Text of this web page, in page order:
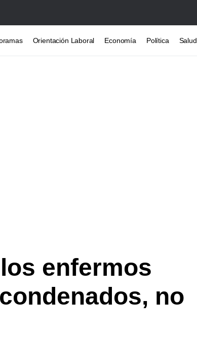
Orientación Laboral Economía Política Salud
enfermos
no